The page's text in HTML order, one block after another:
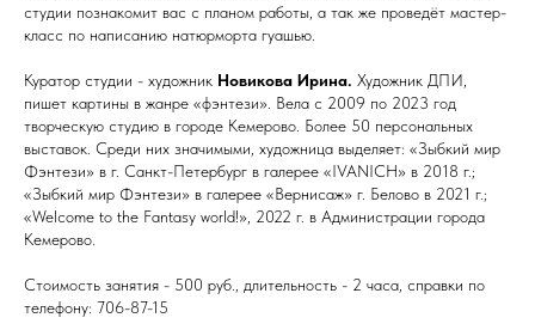
студии познакомит вас с планом работы, а так же проведёт мастер-
класс по написанию натюрморта гуашью.
Куратор студии - художник Новикова Ирина. Художник ДПИ,
пишет картины в жанре «фэнтези». Вела с 2009 по 2023 год
творческую студию в городе Кемерово. Более 50 персональных
выставок. Среди них значимыми, художница выделяет: «Зыбкий мир
Фэнтези» в г. Санкт-Петербург в галерее «IVANICH» в 2018 г.;
«Зыбкий мир Фэнтези» в галерее «Вернисаж» г. Белово в 2021 г.;
«Welcome to the Fantasy world!», 2022 г. в Администрации города
Кемерово.
Стоимость занятия - 500 руб., длительность - 2 часа, справки по
телефону: 706-87-15